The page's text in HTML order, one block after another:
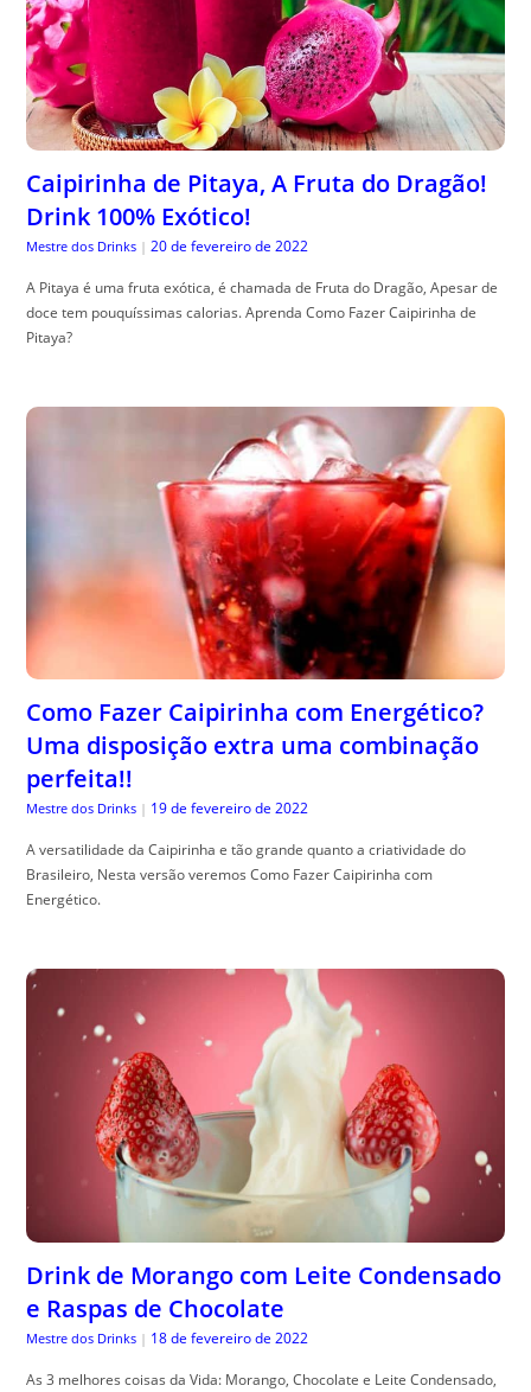
Caipirinha de Pitaya, A Fruta do Dragão!
Drink 100% Exótico!
Mestre dos Drinks | 20 de fevereiro de 2022
A Pitaya é uma fruta exótica, é chamada de Fruta do Dragão, Apesar de
doce tem pouquíssimas calorias. Aprenda Como Fazer Caipirinha de
Pitaya?
Como Fazer Caipirinha com Energético?
Uma disposição extra uma combinação
perfeita!!
Mestre dos Drinks | 19 de fevereiro de 2022
A versatilidade da Caipirinha e tão grande quanto a criatividade do
Brasileiro, Nesta versão veremos Como Fazer Caipirinha com
Energético.
Drink de Morango com Leite Condensado
e Raspas de Chocolate
Mestre dos Drinks | 18 de fevereiro de 2022
As 3 melhores coisas da Vida: Morango, Chocolate e Leite Condensado,